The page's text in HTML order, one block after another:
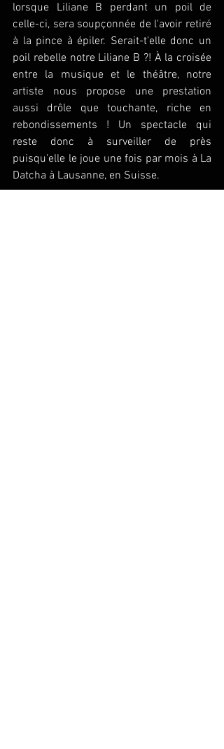
lorsque Liliane B perdant un poil de
celle-ci, sera soupçonnée de l'avoir retiré
à la pince à épiler. Serait-t'elle donc un
poil rebelle notre Liliane B ?! À la croisée
entre la musique et le théâtre, notre
artiste nous propose une prestation
aussi drôle que touchante, riche en
rebondissements ! Un spectacle qui
reste donc à surveiller de près
puisqu'elle le joue une fois par mois à La
Datcha à Lausanne, en Suisse.